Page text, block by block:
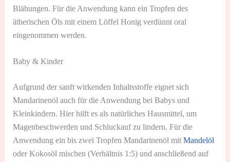
Blähungen. Für die Anwendung kann ein Tropfen des
ätherischen Öls mit einem Löffel Honig verdünnt oral
eingenommen werden.
Baby & Kinder
Aufgrund der sanft wirkenden Inhaltsstoffe eignet sich
Mandarinenöl auch für die Anwendung bei Babys und
Kleinkindern. Hier hilft es als natürliches Hausmittel, um
Magenbeschwerden und Schluckauf zu lindern. Für die
Anwendung ein bis zwei Tropfen Mandarinenöl mit Mandelöl
oder Kokosöl mischen (Verhältnis 1:5) und anschließend auf